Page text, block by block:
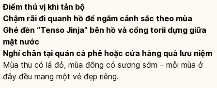
Điểm thú vị khi tản bộ
Chậm rãi đi quanh hồ để ngắm cảnh sắc theo mùa
Ghé đền “Tenso Jinja” bên hồ và cổng torii dựng giữa
mặt nước
Nghỉ chân tại quán cà phê hoặc cửa hàng quà lưu niệm
Mùa thu có lá đỏ, mùa đông có sương sớm – mỗi mùa ở
đây đều mang một vẻ đẹp riêng.